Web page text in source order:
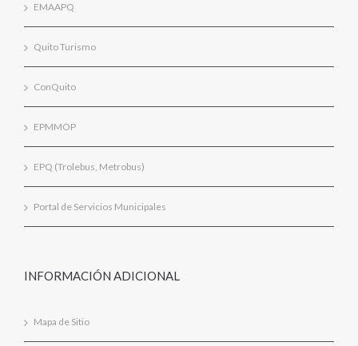
EMAAPQ
Quito Turismo
ConQuito
EPMMOP
EPQ (Trolebus, Metrobus)
Portal de Servicios Municipales
INFORMACIÓN ADICIONAL
Mapa de Sitio